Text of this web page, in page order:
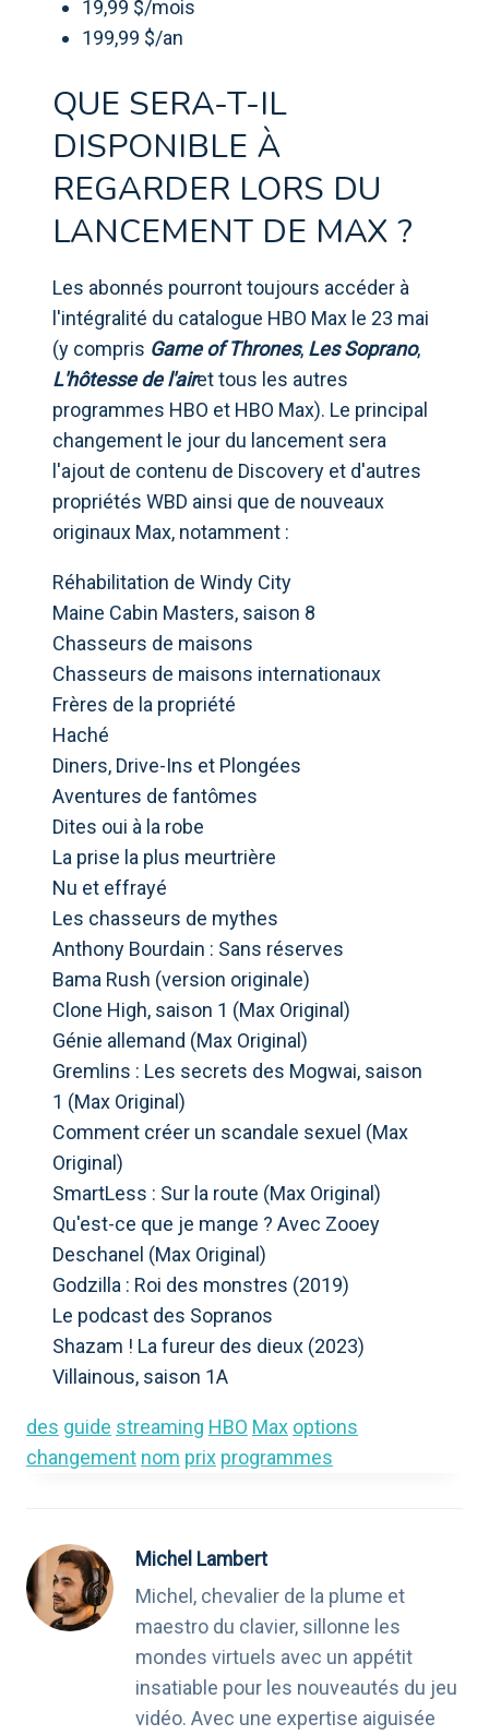
19,99 $/mois
199,99 $/an
QUE SERA-T-IL
DISPONIBLE À
REGARDER LORS DU
LANCEMENT DE MAX ?
Les abonnés pourront toujours accéder à
l'intégralité du catalogue HBO Max le 23 mai
(y compris Game of Thrones, Les Soprano,
L'hôtesse de l'airet tous les autres
programmes HBO et HBO Max). Le principal
changement le jour du lancement sera
l'ajout de contenu de Discovery et d'autres
propriétés WBD ainsi que de nouveaux
originaux Max, notamment :
Réhabilitation de Windy City
Maine Cabin Masters, saison 8
Chasseurs de maisons
Chasseurs de maisons internationaux
Frères de la propriété
Haché
Diners, Drive-Ins et Plongées
Aventures de fantômes
Dites oui à la robe
La prise la plus meurtrière
Nu et effrayé
Les chasseurs de mythes
Anthony Bourdain : Sans réserves
Bama Rush (version originale)
Clone High, saison 1 (Max Original)
Génie allemand (Max Original)
Gremlins : Les secrets des Mogwai, saison
1 (Max Original)
Comment créer un scandale sexuel (Max
Original)
SmartLess : Sur la route (Max Original)
Qu'est-ce que je mange ? Avec Zooey
Deschanel (Max Original)
Godzilla : Roi des monstres (2019)
Le podcast des Sopranos
Shazam ! La fureur des dieux (2023)
Villainous, saison 1A
des guide streaming HBO Max options
changement nom prix programmes
Michel Lambert
Michel, chevalier de la plume et
maestro du clavier, sillonne les
mondes virtuels avec un appétit
insatiable pour les nouveautés du jeu
vidéo. Avec une expertise aiguisée